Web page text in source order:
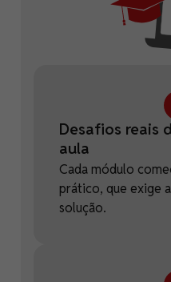
Desafios reais
aula
Cada módulo
prático, que exige
solução.